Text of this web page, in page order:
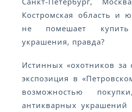
Костромская область и
не помешает
украшения, правда?
Истинных «охотников за
экспозиция в
возможностью
антикварных украшений